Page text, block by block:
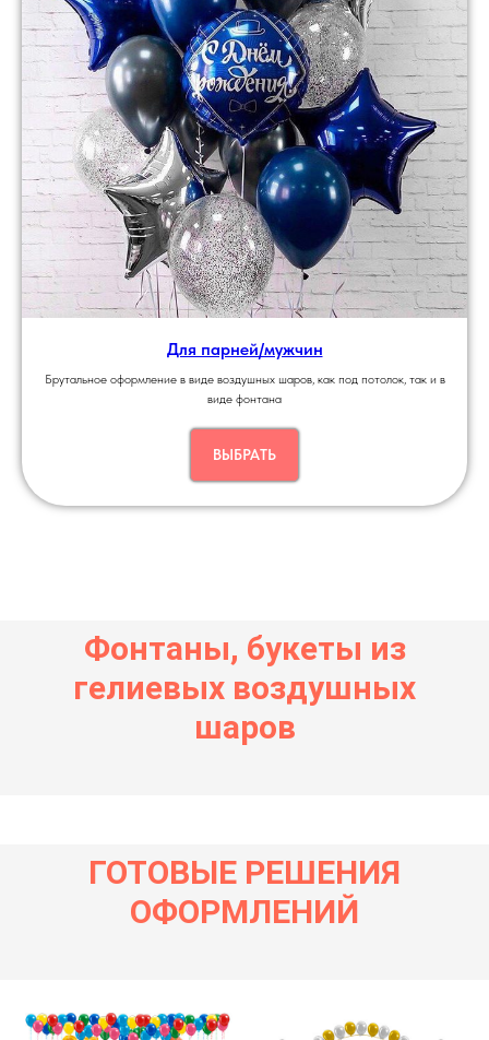
Для парней/мужчин
Брутальное оформление в виде воздушных шаров, как под потолок, так и в
виде фонтана
ВЫБРАТЬ
Фонтаны, букеты из
гелиевых воздушных
шаров
ГОТОВЫЕ РЕШЕНИЯ
ОФОРМЛЕНИЙ